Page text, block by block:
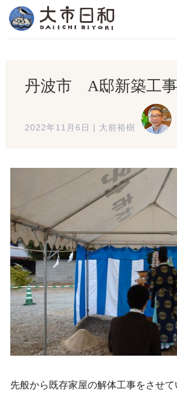
丹波市 A邸新築工
2022年11月6日 大前裕樹
先般から既存家屋の解体工事をさせ